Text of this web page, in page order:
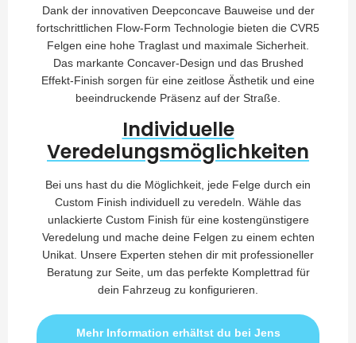
Dank der innovativen Deepconcave Bauweise und der
fortschrittlichen Flow-Form Technologie bieten die CVR5
Felgen eine hohe Traglast und maximale Sicherheit.
Das markante Concaver-Design und das Brushed
Effekt-Finish sorgen für eine zeitlose Ästhetik und eine
beeindruckende Präsenz auf der Straße.
Individuelle
Veredelungsmöglichkeiten
Bei uns hast du die Möglichkeit, jede Felge durch ein
Custom Finish individuell zu veredeln. Wähle das
unlackierte Custom Finish für eine kostengünstigere
Veredelung und mache deine Felgen zu einem echten
Unikat. Unsere Experten stehen dir mit professioneller
Beratung zur Seite, um das perfekte Komplettrad für
dein Fahrzeug zu konfigurieren.
Mehr Information erhältst du bei Jens